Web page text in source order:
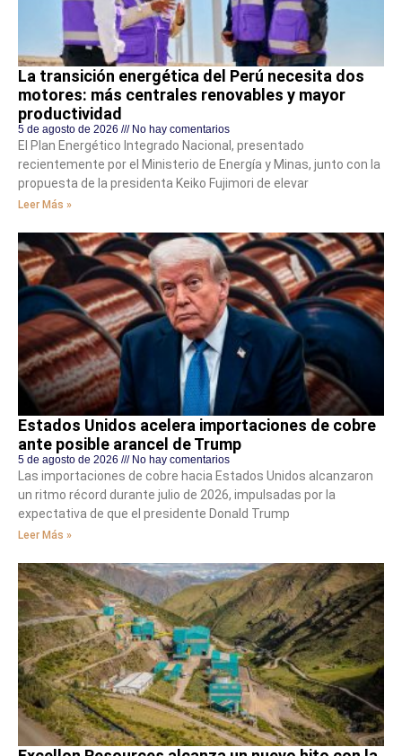
La transición energética del Perú necesita dos
motores: más centrales renovables y mayor
productividad
5 de agosto de 2026 No hay comentarios
El Plan Energético Integrado Nacional, presentado
recientemente por el Ministerio de Energía y Minas, junto con la
propuesta de la presidenta Keiko Fujimori de elevar
Leer Más »
Estados Unidos acelera importaciones de cobre
ante posible arancel de Trump
5 de agosto de 2026 No hay comentarios
Las importaciones de cobre hacia Estados Unidos alcanzaron
un ritmo récord durante julio de 2026, impulsadas por la
expectativa de que el presidente Donald Trump
Leer Más »